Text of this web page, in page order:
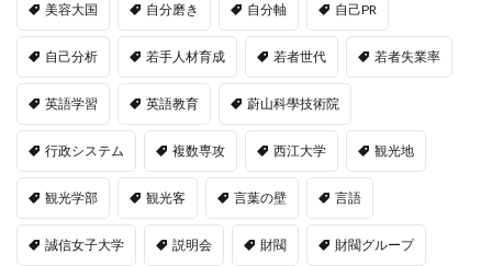
美容大国 自分磨き 自分軸 自己PR
自己分析 若手人材育成 若者世代 若者失業率
英語学習 英語教育 蔚山科學技術院
行政システム 複数専攻 西江大学 観光地
観光学部 観光客 言葉の壁 言語
誠信女子大学 説明会 財閥 財閥グループ